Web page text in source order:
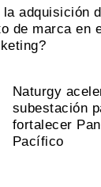
adquisición
de marca en
Naturgy
subestación
fortalecer
Pacífico